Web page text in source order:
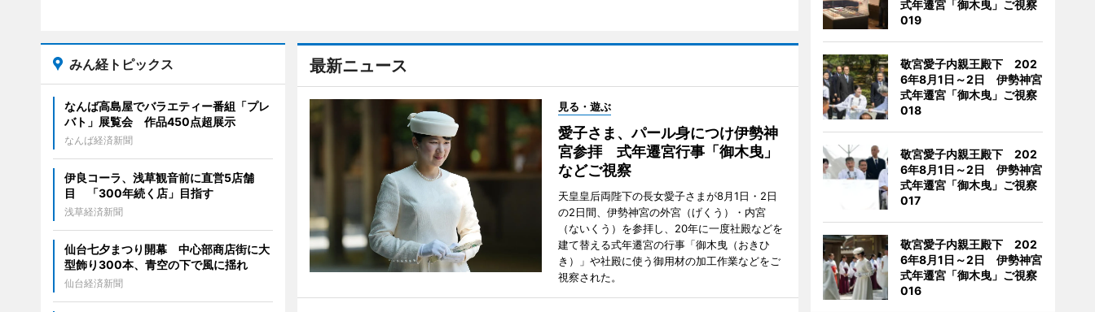
最新ニュース
見る・遊ぶ
愛子さま、パール身につけ伊勢神
宮参拝 式年遷宮行事「御木曳」
などご視察
天皇皇后両陛下の長女愛子さまが8月1日・2日
の2日間、伊勢神宮の外宮（げくう）・内宮
（ないくう）を参拝し、20年に一度社殿などを
建て替える式年遷宮の行事「御木曳（おきひ
き）」や社殿に使う御用材の加工作業などをご
視察された。
みん経トピックス
なんば高島屋でバラエティー番組「プレ
バト」展覧会 作品450点超展示
なんば経済新聞
伊良コーラ、浅草観音前に直営5店舗
目 「300年続く店」目指す
浅草経済新聞
仙台七夕まつり開幕 中心部商店街に大
型飾り300本、青空の下で風に揺れ
仙台経済新聞
式年遷宮「御木曳」ご視察
019
敬宮愛子内親王殿下 202
6年8月1日～2日 伊勢神宮
式年遷宮「御木曳」ご視察
018
敬宮愛子内親王殿下 202
6年8月1日～2日 伊勢神宮
式年遷宮「御木曳」ご視察
017
敬宮愛子内親王殿下 202
6年8月1日～2日 伊勢神宮
式年遷宮「御木曳」ご視察
016